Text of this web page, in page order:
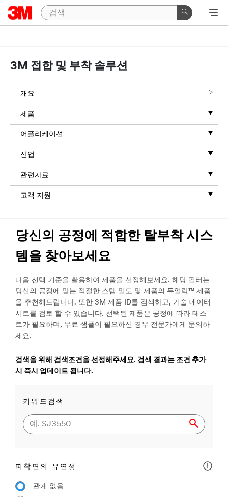
3M 접합 및 부착 솔루션
개요
제품
어플리케이션
산업
관련자료
고객 지원
당신의 공정에 적합한 탈부착 시스
템을 찾아보세요
다음 선택 기준을 활용하여 제품을 선정해보세요. 해당 필터는
당신의 공정에 맞는 적절한 스템 밀도 및 제품의 듀얼락™ 제품
을 추천해드립니다. 또한 3M 제품 ID를 검색하고, 기술 데이터
시트를 검토 할 수 있습니다. 선택된 제품은 공정에 따라 테스
트가 필요하며, 무료 샘플이 필요하신 경우 전문가에게 문의하
세요.
검색을 위해 검색조건을 선정해주세요. 검색 결과는 조건 추가
시 즉시 업데이트 됩니다.
키워드검색
피착면의 유연성
관계 없음